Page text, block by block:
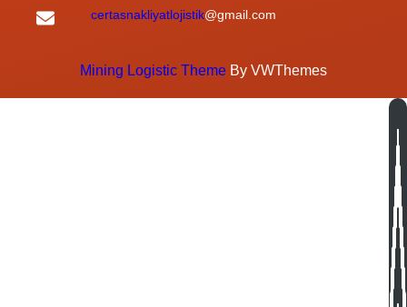
certasnakliyatlojistik@gmail.com
Mining Logistic Theme By VWThemes